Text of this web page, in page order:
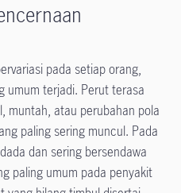
pada setiap orang,
umum terjadi. Perut terasa
muntah, atau perubahan pola
paling sering muncul. Pada
dan sering bersendawa
paling umum pada penyakit